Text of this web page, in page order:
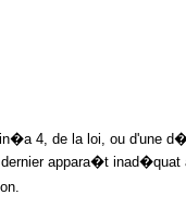
4, de la loi, ou d'une
appara�t inad�quat